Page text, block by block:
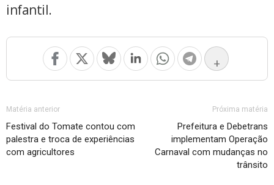
infantil.
+
Matéria anterior
Festival do Tomate contou com
palestra e troca de experiências
com agricultores
Próxima matéria
Prefeitura e Debetrans
implementam Operação
Carnaval com mudanças no
trânsito